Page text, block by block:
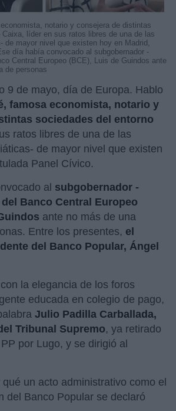
notario y consejera de distintas
líder en sus ratos libres de una de las
de mayor nivel que existen hoy en Madrid,
día había convocado al subgobernador -
Central Europeo (BCE), Luis de Guindos ante
de personas
9 de mayo, día de Europa. Hablo
famosa economista, notario y
sociedades del entorno
ratos libres de una de las
de mayor nivel que existen
Panel Cívico.
al subgobernador -
Banco Central Europeo
ante no más de una
Entre los presentes, el
del Banco Popular, Ángel
la elegancia de los foros
educada en colegio de pago,
Julio Padilla Carballada,
Tribunal Supremo, ya retirado
por Lugo, y se dirigió al
un acto administrativo como el
del Banco Popular se declaró